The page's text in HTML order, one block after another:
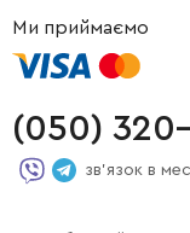
Ми приймаємо
(050)
зв'язок в